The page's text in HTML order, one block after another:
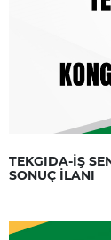
TEKGIDA-İŞ
SONUÇ İLANI